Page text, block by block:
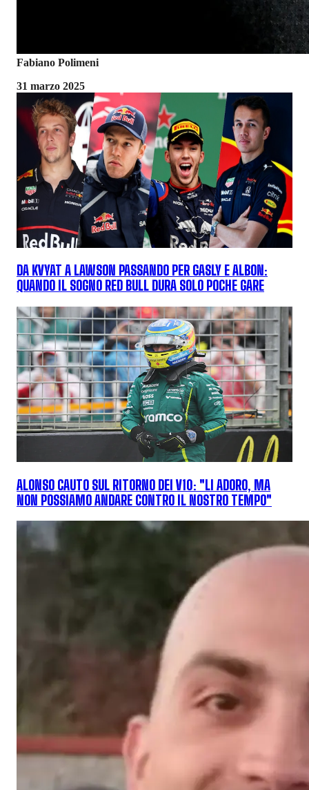
Fabiano Polimeni
31 marzo 2025
DA KVYAT A LAWSON PASSANDO PER GASLY E ALBON:
QUANDO IL SOGNO RED BULL DURA SOLO POCHE GARE
ALONSO CAUTO SUL RITORNO DEI V10: "LI ADORO, MA
NON POSSIAMO ANDARE CONTRO IL NOSTRO TEMPO"